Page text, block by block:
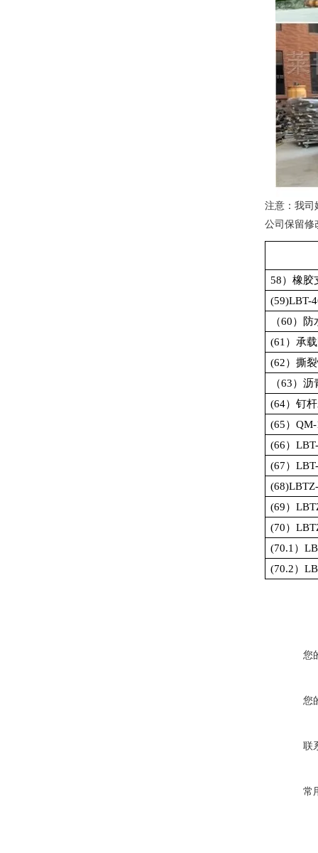
注意：我司
公司保留修
58）橡胶
(59)LBT-
（60）防
(61 ）承
(62）撕
（63）沥
(64）钉
(65） QM-
(66）
(67）
(69）
(70）
(70.1 ）
(70.2）
您
您
联
常